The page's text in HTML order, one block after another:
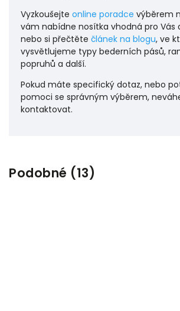
Vyzkoušejte online poradce výběrem
vám nabídne nosítka vhodná pro Vás
nebo si přečtěte článek na blogu, ve
vysvětlujeme typy bederních pásů,
popruhů a další.
Pokud máte specifický dotaz, nebo
pomoci se správným výběrem,
kontaktovat.
Podobné (13)